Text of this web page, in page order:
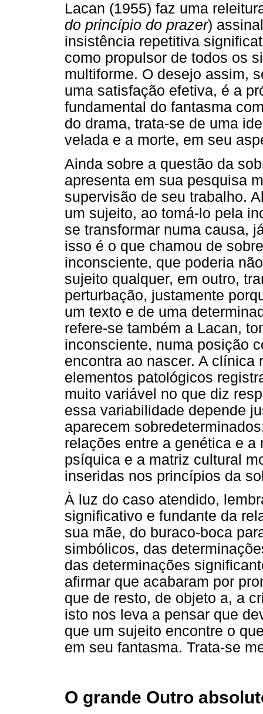
Lacan (1955) faz uma
do princípio do prazer)
insistência repetitiva
como propulsor de todos os
multiforme. O desejo assim,
uma satisfação efetiva, é a
fundamental do fantasma
do drama, trata-se de uma
velada e a morte, em seu
Ainda sobre a questão da
apresenta em sua pesquisa
supervisão de seu trabalho.
um sujeito, ao tomá-lo pela
se transformar numa causa,
isso é o que chamou de
inconsciente, que poderia
sujeito qualquer, em outro,
perturbação, justamente
um texto e de uma
refere-se também a Lacan,
inconsciente, numa posição
encontra ao nascer. A clínica
elementos patológicos
muito variável no que diz
essa variabilidade depende
aparecem
relações entre a genética e
psíquica e a matriz cultural
inseridas nos princípios da
À luz do caso atendido,
significativo e fundante da
sua mãe, do buraco-boca
simbólicos, das
das determinações
afirmar que acabaram por
que de resto, de objeto a, a
isto nos leva a pensar que
que um sujeito encontre o
em seu fantasma. Trata-se
O grande Outro